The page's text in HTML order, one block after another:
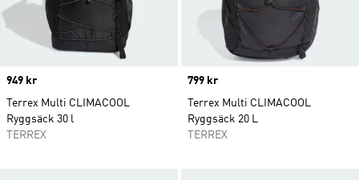
Price
949 kr
Terrex Multi CLIMACOOL
Ryggsäck 30 l
TERREX
Price
799 kr
Terrex Multi CLIMACOOL
Ryggsäck 20 L
TERREX